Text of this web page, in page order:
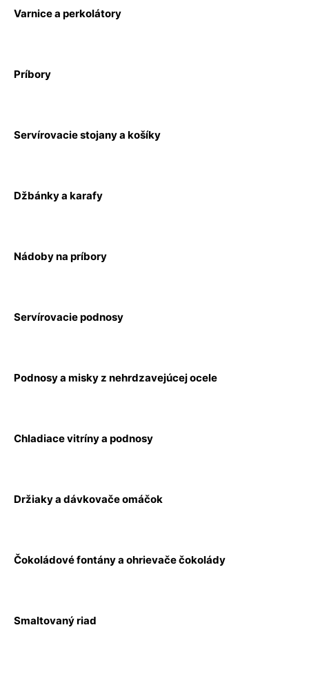
Varnice a perkolátory
Príbory
Servírovacie stojany a košíky
Džbánky a karafy
Nádoby na príbory
Servírovacie podnosy
Podnosy a misky z nehrdzavejúcej ocele
Chladiace vitríny a podnosy
Držiaky a dávkovače omáčok
Čokoládové fontány a ohrievače čokolády
Smaltovaný riad